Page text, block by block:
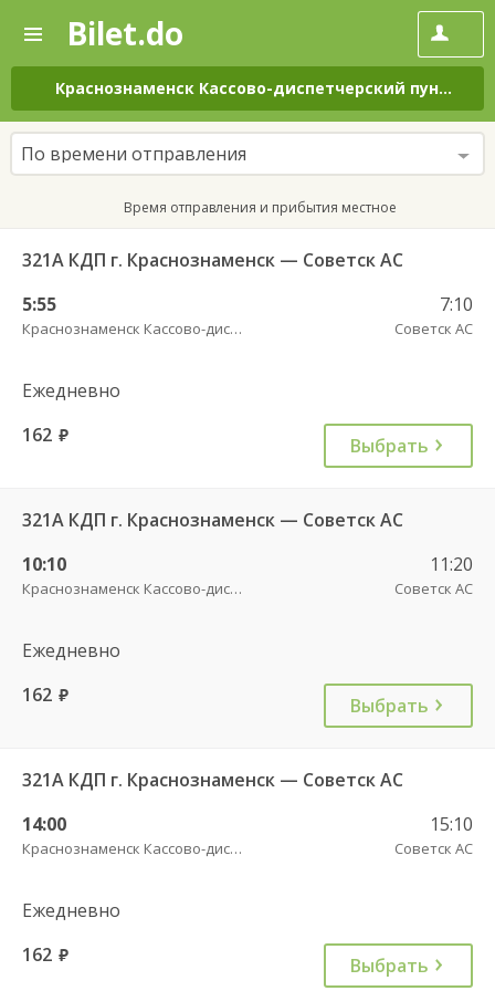
—
Поиск
и
покупка
билетов
на
автобус
онлайн
Bilet.do
Краснознаменск Кассово-диспетчерский пункт
По времени отправления
Время отправления и прибытия местное
321А КДП г. Краснознаменск — Советск АС
5:55
Краснознаменск Кассово-диспетчерский пункт
7:10
Советск АС
Ежедневно
162 руб. Выбрать
321А КДП г. Краснознаменск — Советск АС
10:10
Краснознаменск Кассово-диспетчерский пункт
11:20
Советск АС
Ежедневно
162 руб. Выбрать
321А КДП г. Краснознаменск — Советск АС
14:00
Краснознаменск Кассово-диспетчерский пункт
15:10
Советск АС
Ежедневно
162 руб. Выбрать